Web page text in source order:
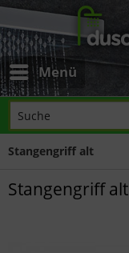
Menü
Stangengriff alt
Stangengriff alt